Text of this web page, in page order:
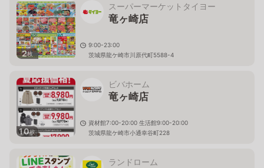
2枚
スーパーマーケットタイヨー
竜ヶ崎店
9:00-23:00
茨城県龍ケ崎市川原代町5588-4
10枚
ビバホーム
竜ヶ崎店
資材館7:00-20:00 生活館9:00-20:00
茨城県龍ケ崎市小通幸谷町228
ランドローム